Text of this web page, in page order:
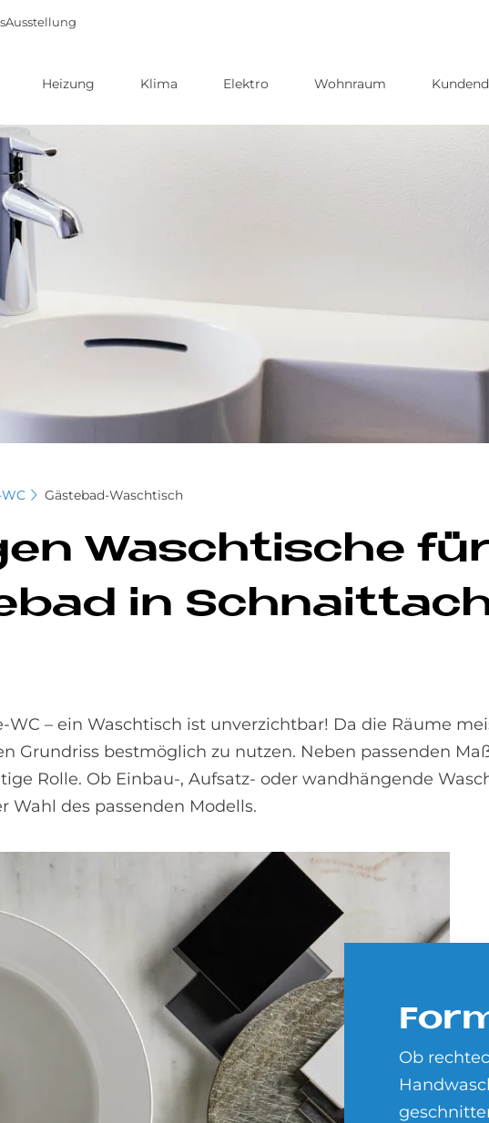
Ausstellung
Heizung Klima Elektro Wohnraum
Gästebad-Waschtisch
Wasch­ti­sche
in
WC – ein Waschtisch ist unverzichtbar! Da die Räume
Grund­riss best­möglich zu nutzen. Neben pas­sen­den
Rol­le. Ob Einbau-, Aufsatz- oder wand­hängen­de
Wahl des passenden Modells.
Ob